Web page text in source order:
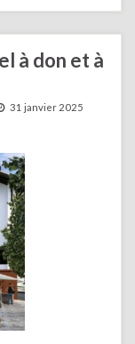
à don et à
31 janvier 2025